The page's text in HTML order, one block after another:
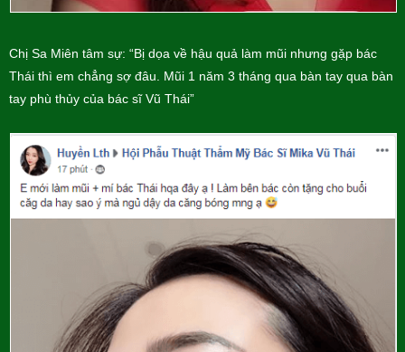
Chị Sa Miên tâm sự: “Bị dọa về hậu quả làm mũi nhưng gặp bác
Thái thì em chẳng sợ đâu. Mũi 1 năm 3 tháng qua bàn tay qua bàn
tay phù thủy của bác sĩ Vũ Thái”